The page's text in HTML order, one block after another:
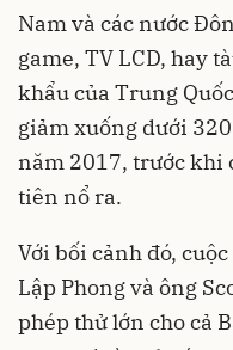
Nam và các nước
game, TV LCD, hay
khẩu của Trung
giảm xuống dưới
năm 2017, trước khi
tiên nổ ra.
Với bối cảnh đó,
Lập Phong và ông
phép thử lớn cho cả